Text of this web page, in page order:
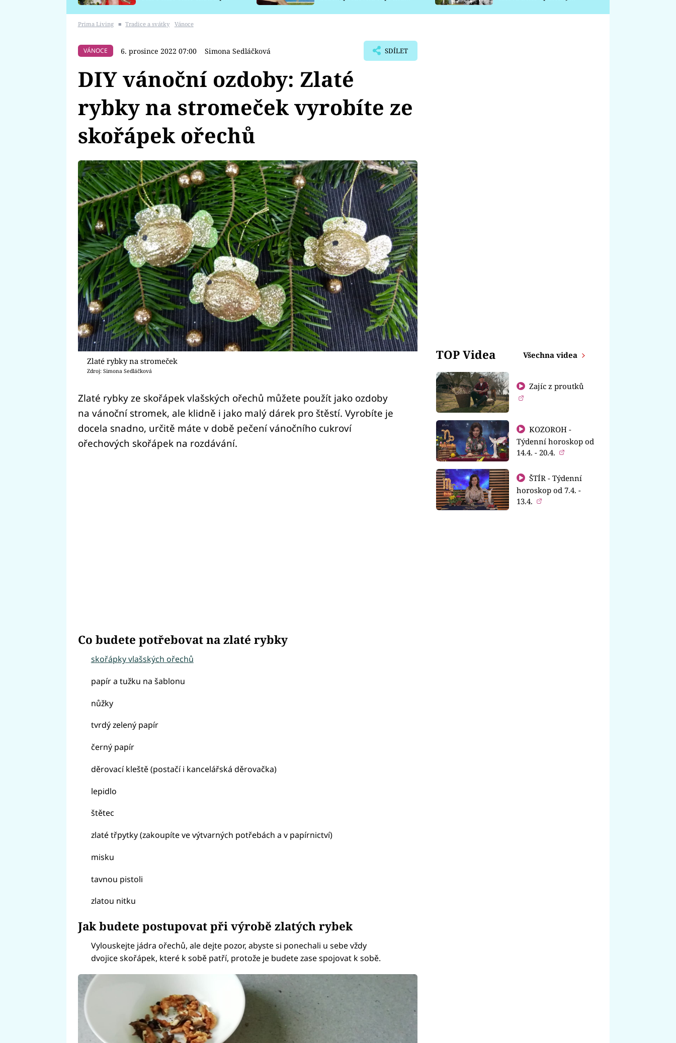
Prima Living ■ Tradice a svátky Vánoce
VÁNOCE 6. prosince 2022 07:00 Simona Sedláčková SDÍLET
DIY vánoční ozdoby: Zlaté
rybky na stromeček vyrobíte ze
skořápek ořechů
Zlaté rybky na stromeček
Zdroj: Simona Sedláčková
Zlaté rybky ze skořápek vlašských ořechů můžete použít jako ozdoby
na vánoční stromek, ale klidně i jako malý dárek pro štěstí. Vyrobíte je
docela snadno, určitě máte v době pečení vánočního cukroví
ořechových skořápek na rozdávání.
Co budete potřebovat na zlaté rybky
skořápky vlašských ořechů
papír a tužku na šablonu
nůžky
tvrdý zelený papír
černý papír
děrovací kleště (postačí i kancelářská děrovačka)
lepidlo
štětec
zlaté třpytky (zakoupíte ve výtvarných potřebách a v papírnictví)
misku
tavnou pistoli
zlatou nitku
Jak budete postupovat při výrobě zlatých rybek
Vylouskejte jádra ořechů, ale dejte pozor, abyste si ponechali u sebe vždy
dvojice skořápek, které k sobě patří, protože je budete zase spojovat k sobě.
TOP Videa Všechna videa
Zajíc z proutků
KOZOROH -
Týdenní horoskop od
14.4. - 20.4.
ŠTÍR - Týdenní
horoskop od 7.4. -
13.4.